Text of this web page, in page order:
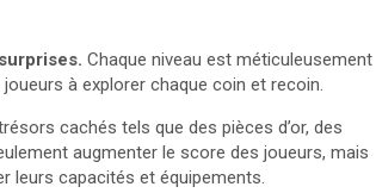
Chaque niveau est méticuleusement
à explorer chaque coin et recoin.
cachés tels que des pièces d’or, des
augmenter le score des joueurs, mais
leurs capacités et équipements.